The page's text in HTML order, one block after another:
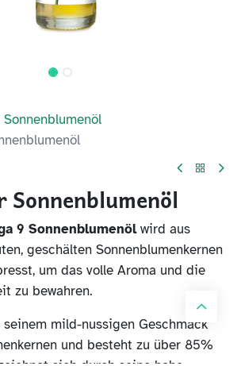
Sonnenblumenöl
Sonnenblumenöl
9 Sonnenblumenölwird aus
geschälten Sonnenblumenkernen
um das volle Aroma und die
zu bewahren.
mild-nussigen Geschmack
und besteht zu über 85%